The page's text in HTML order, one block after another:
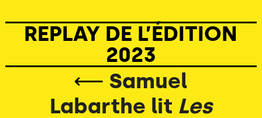
REPLAY DE L’ÉDITION
2023
⟵ Samuel
Labarthe lit Les